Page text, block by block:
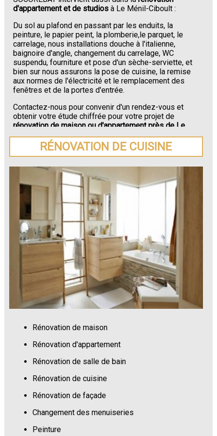
d'appartement et de studios à Le Ménil-Ciboult :
Du sol au plafond en passant par les enduits, la
peinture, le papier peint, la plomberie,le parquet, le
carrelage, nous installations douche à l'italienne,
baignoire d'angle, changement du carrelage, WC
suspendu, fourniture et pose d'un sèche-serviette, et
bien sur nous assurons la pose de cuisine, la remise
aux normes de l'électricité et le remplacement des
fenêtres et de la portes d'entrée.
Contactez-nous pour convenir d'un rendez-vous et
obtenir votre étude chiffrée pour votre projet de
rénovation de maison ou d'appartement près de Le
Ménil-Ciboult.
RÉNOVATION DE CUISINE
Rénovation de maison
Rénovation d'appartement
Rénovation de salle de bain
Rénovation de cuisine
Rénovation de façade
Changement des menuiseries
Peinture